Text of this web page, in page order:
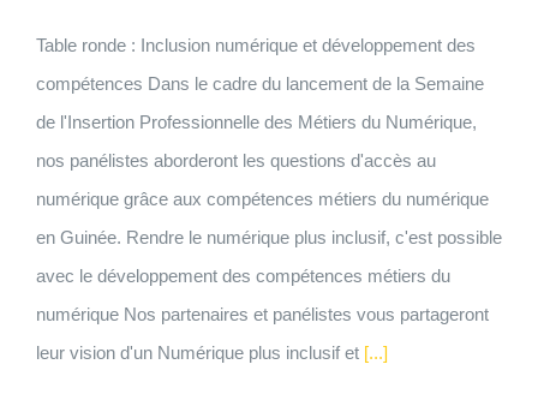
Table ronde : Inclusion numérique et développement des
compétences Dans le cadre du lancement de la Semaine
de l'Insertion Professionnelle des Métiers du Numérique,
nos panélistes aborderont les questions d'accès au
numérique grâce aux compétences métiers du numérique
en Guinée. Rendre le numérique plus inclusif, c'est possible
avec le développement des compétences métiers du
numérique Nos partenaires et panélistes vous partageront
leur vision d'un Numérique plus inclusif et[...]